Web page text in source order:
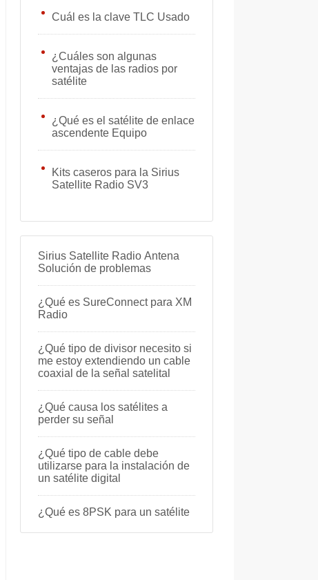
Cuál es la clave TLC Usado
¿Cuáles son algunas
ventajas de las radios por
satélite
¿Qué es el satélite de enlace
ascendente Equipo
Kits caseros para la Sirius
Satellite Radio SV3
Sirius Satellite Radio Antena
Solución de problemas
¿Qué es SureConnect para XM
Radio
¿Qué tipo de divisor necesito si
me estoy extendiendo un cable
coaxial de la señal satelital
¿Qué causa los satélites a
perder su señal
¿Qué tipo de cable debe
utilizarse para la instalación de
un satélite digital
¿Qué es 8PSK para un satélite